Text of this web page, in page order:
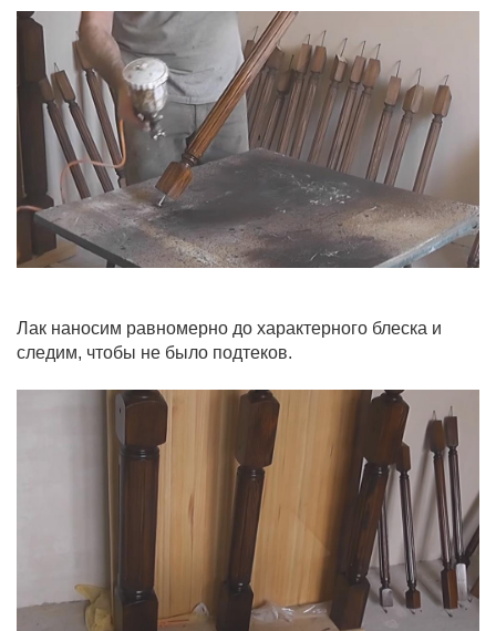
Лак наносим равномерно до характерного блеска и
следим, чтобы не было подтеков.